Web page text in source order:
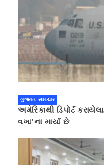
ગુજરાત સમાચાર
અમેરિકાથી ડિપોર્ટ
વખા’ના માર્યા છે